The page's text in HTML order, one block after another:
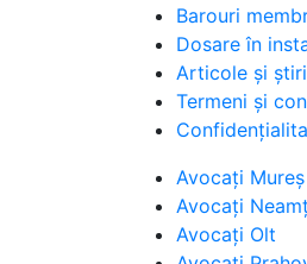
Barouri
Dosare în
Articole și
Termeni și
Avocați Mureș
Avocați Neamț
Avocați Olt